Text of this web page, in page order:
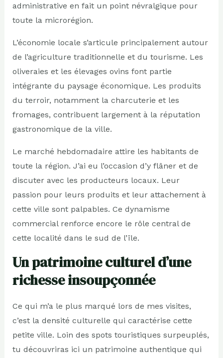
administrative en fait un point névralgique pour
toute la microrégion.
L’économie locale s’articule principalement autour
de l’agriculture traditionnelle et du tourisme. Les
oliveraies et les élevages ovins font partie
intégrante du paysage économique. Les produits
du terroir, notamment la charcuterie et les
fromages, contribuent largement à la réputation
gastronomique de la ville.
Le marché hebdomadaire attire les habitants de
toute la région. J’ai eu l’occasion d’y flâner et de
discuter avec les producteurs locaux. Leur
passion pour leurs produits et leur attachement à
cette ville sont palpables. Ce dynamisme
commercial renforce encore le rôle central de
cette localité dans le sud de l’île.
Un patrimoine culturel d’une
richesse insoupçonnée
Ce qui m’a le plus marqué lors de mes visites,
c’est la densité culturelle qui caractérise cette
petite ville. Loin des spots touristiques surpeuplés,
tu découvriras ici un patrimoine authentique qui